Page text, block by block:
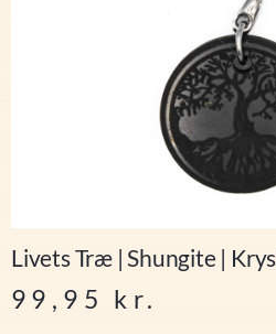
Livets Træ | Shungite |
99,95 kr.